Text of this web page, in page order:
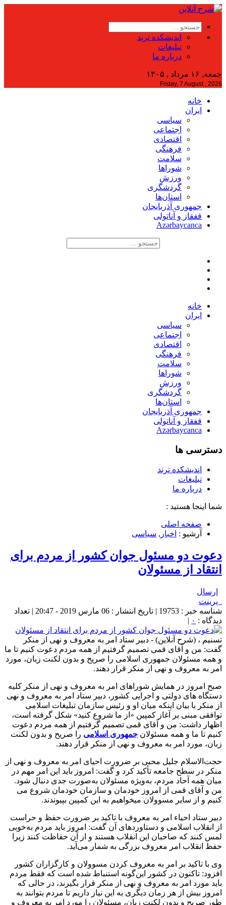
اندیشکده ترند
تبلیغات
درباره ما
جمعه, ۱۶ مرداد , ۱۴۰۵
Friday, 7 August , 2026
خانه
ایران
سیاسی
اجتماعی
اقتصادی
فرهنگی
سلامت
شوراها
ورزش
گردشگری
استان‌ها
جمهوری آذربایجان
قفقاز و آناتولی
Azərbaycanca
خانه
ایران
سیاسی
اجتماعی
اقتصادی
فرهنگی
سلامت
شوراها
ورزش
گردشگری
استان‌ها
جمهوری آذربایجان
قفقاز و آناتولی
Azərbaycanca
دسترسی ها
اندیشکده ترند
تبلیغات
درباره ما
شما اینجا هستید :
صفحه اصلی
آرشیو : اخبار , سیاسی
دعوت دو مسئول جوان کشور از مردم برای
انتقاد از مسئولان
ارسال
پرینت
شناسه خبر : 19753 | تاریخ انتشار : 06 مارس 2019 - 20:47 | تعداد
دیدگاه : ۰ |
تسنیم ، (شرح آنلاین) - دبیر ستاد امر به معروف و نهی از منکر
گفت: من و آقای قمی تصمیم گرفتیم از همه مردم دعوت کنیم تا ما
و همه مسئولان جمهوری اسلامی را صریح و بدون لکنت زبان، مورد
امر به معروف و نهی از منکر قرار دهند.
صبح امروز در همایش شوراهای امر به معروف و نهی از منکر کلیه
دستگاه های دولتی و اجرایی کشور، دبیر ستاد امر به معروف و نهی
از منکر با بیان اینکه میان او و رئیس سازمان تبلیغات اسلامی
توافقی مبنی بر آغاز کمپین «از ما شروع کنید» شکل گرفته است،
اظهار داشت: من و آقای قمی تصمیم گرفتیم از همه مردم دعوت
کنیم تا ما و همه مسئولان جمهوری اسلامی را صریح و بدون لکنت
زبان، مورد امر به معروف و نهی از منکر قرار دهند.
حجت‌الاسلام جلیل محبی بر ضرورت احیای امر به معروف و نهی از
منکر در سطح جامعه تأکید کرد و گفت: امروز باید این امر مهم در
میان همه آحاد مردم، به‌ویژه مسئولان به‌صورت جدی دنبال شود.
من و آقای قمی از امروز خودمان و سازمان خودمان شروع می
کنیم و از سایر مسوولان میخواهیم به این کمپین بپیوندند.
دبیر ستاد احیاء امر به معروف با تاکید بر ضرورت حفظ و حراست
از انقلاب اسلامی و دستاوردهای آن گفت: امروز باید مردم به‌خوبی
لمس کنند که صاحبان این انقلاب هستند و از آن حفاظت کنند زیرا
حفظ انقلاب امر معروف بزرگی به شمار می‌آید.
وی با تاکید بر امر به معروف کردن مسوولان و کارگزاران کشور
افزود: تاکنون در کشور این‌گونه استنباط شده است که فقط مردم
باید مورد امر به معروف و نهی از منکر قرار بگیرند، در حالی که
امروز بیش از هر زمان دیگری به این نیاز داریم تا مردم بتوانند به
طور صریح و بدون لکنت زبان، مسئولان را مورد امر به معروف و